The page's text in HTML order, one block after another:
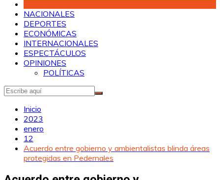
NACIONALES
DEPORTES
ECONÓMICAS
INTERNACIONALES
ESPECTÁCULOS
OPINIONES
POLÍTICAS
Inicio
2023
enero
12
Acuerdo entre gobierno y ambientalistas blinda áreas
protegidas en Pedernales